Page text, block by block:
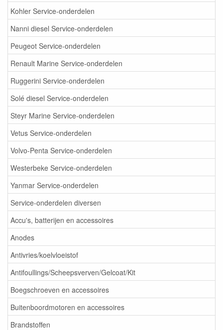
Kohler Service-onderdelen
Nanni diesel Service-onderdelen
Peugeot Service-onderdelen
Renault Marine Service-onderdelen
Ruggerini Service-onderdelen
Solé diesel Service-onderdelen
Steyr Marine Service-onderdelen
Vetus Service-onderdelen
Volvo-Penta Service-onderdelen
Westerbeke Service-onderdelen
Yanmar Service-onderdelen
Service-onderdelen diversen
Accu's, batterijen en accessoires
Anodes
Antivries/koelvloeistof
Antifoullings/Scheepsverven/Gelcoat/Kit
Boegschroeven en accessoires
Buitenboordmotoren en accessoires
Brandstoffen